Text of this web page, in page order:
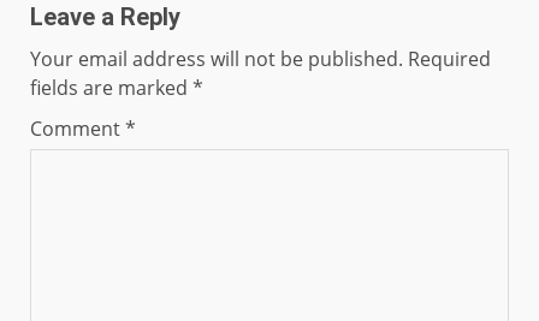
Leave a Reply
Your email address will not be published. Required
fields are marked *
Comment*